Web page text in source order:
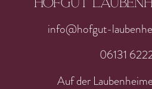
info@hofgut-
06131
Auf der